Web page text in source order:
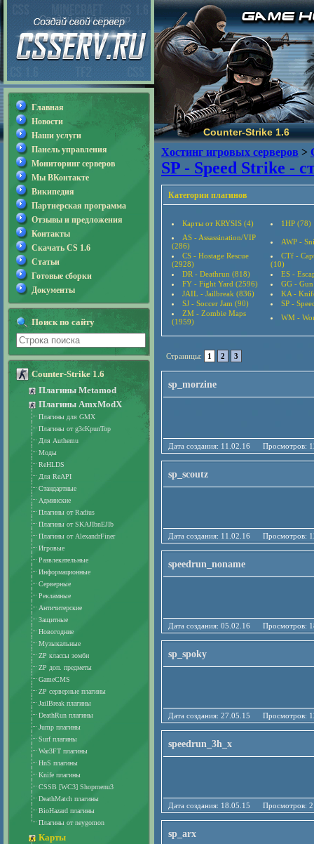
Counter-Strike 1.6
Хостинг игровых серверов >
SP - Speed Strike -
Категории плагинов
Карты от KRYSIS (4)
1HP (78)
AS - Assassination/VIP
(286)
AWP -
CS - Hostage Rescue
(2928)
CTf -
(10)
DR - Deathrun (818)
ES -
FY - Fight Yard (2596)
GG -
JAIL - Jailbreak (836)
KA -
SJ - Soccer Jam (90)
SP -
ZM - Zombie Maps
(1959)
WM -
Страницы: 1 2 3
sp_morzine
Дата создания: 11.02.16
sp_scoutz
Дата создания: 11.02.16
speedrun_noname
Дата создания: 05.02.16
sp_spoky
Дата создания: 27.05.15
speedrun_3h_x
Дата создания: 18.05.15
sp_arx
Главная
Новости
Наши услуги
Панель управления
Мониторинг серверов
Мы ВКонтакте
Википедия
Партнерская программа
Отзывы и предложения
Контакты
Скачать CS 1.6
Статьи
Готовые сборки
Документы
Поиск по сайту
Counter-Strike 1.6
Плагины Metamod
Плагины AmxModX
Плагины для GMX
Плагины от g3cKpunTop
Для Authemu
Моды
ReHLDS
Для ReAPI
Стандартные
Админские
Плагины от Radius
Плагины от SKAJIbnEJIb
Плагины от AlexandrFiner
Игровые
Развлекательные
Информационные
Серверные
Рекламные
Античитерские
Защитные
Новогодние
Музыкальные
ZP классы зомби
ZP доп. предметы
GameCMS
ZP серверные плагины
JailBreak плагины
DeathRun плагины
Jump плагины
Surf плагины
War3FT плагины
HnS плагины
Knife плагины
CSSB [WC3] Shopmenu3
DeathMatch плагины
BioHazard плагины
Плагины от neygomon
Карты